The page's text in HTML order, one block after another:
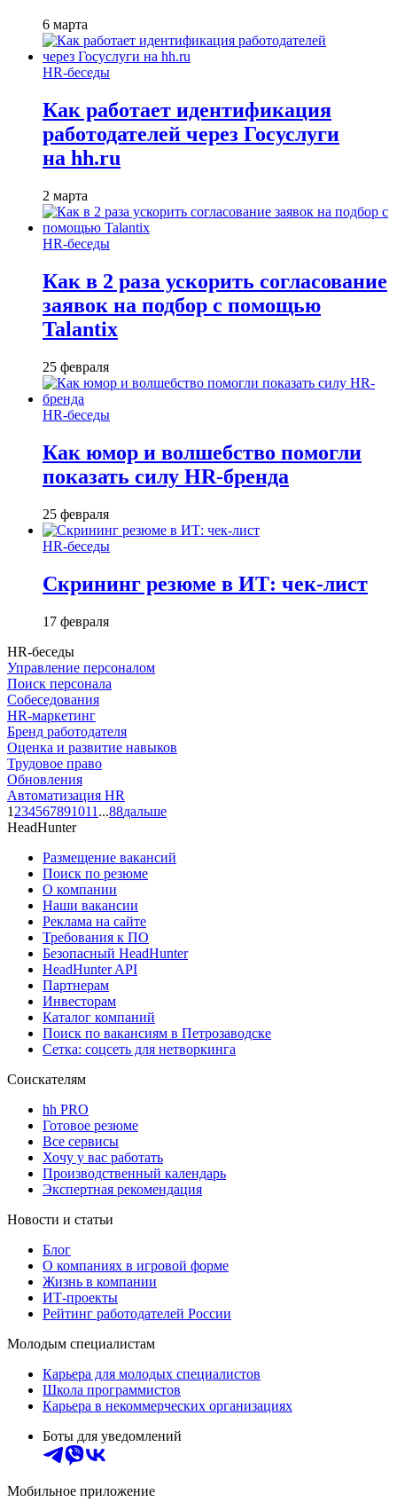
6 марта
HR-беседы
Как работает идентификация
работодателей через Госуслуги
на hh.ru
2 марта
HR-беседы
Как в 2 раза ускорить согласование
заявок на подбор с помощью
Talantix
25 февраля
HR-беседы
Как юмор и волшебство помогли
показать силу HR-бренда
25 февраля
HR-беседы
Скрининг резюме в ИТ: чек-лист
17 февраля
HR-беседы
Управление персоналом
Поиск персонала
Собеседования
HR-маркетинг
Бренд работодателя
Оценка и развитие навыков
Трудовое право
Обновления
Автоматизация HR
1 234567891011 ...88дальше
HeadHunter
Размещение вакансий
Поиск по резюме
О компании
Наши вакансии
Реклама на сайте
Требования к ПО
Безопасный HeadHunter
HeadHunter API
Партнерам
Инвесторам
Каталог компаний
Поиск по вакансиям в Петрозаводске
Сетка: соцсеть для нетворкинга
Соискателям
hh PRO
Готовое резюме
Все сервисы
Хочу у вас работать
Производственный календарь
Экспертная рекомендация
Новости и статьи
Блог
О компаниях в игровой форме
Жизнь в компании
ИТ-проекты
Рейтинг работодателей России
Молодым специалистам
Карьера для молодых специалистов
Школа программистов
Карьера в некоммерческих организациях
Боты для уведомлений
Мобильное приложение